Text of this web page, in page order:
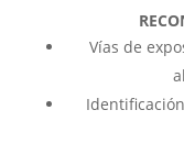
Vías de